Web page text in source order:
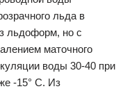
льда в
льдоформ, но с
маточного
воды 30-40 при
-15° С. Из